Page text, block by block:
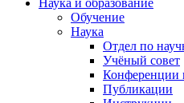
Наука и образование
Обучение
Наука
Отдел по
Учёный совет
Конференции
Публикации